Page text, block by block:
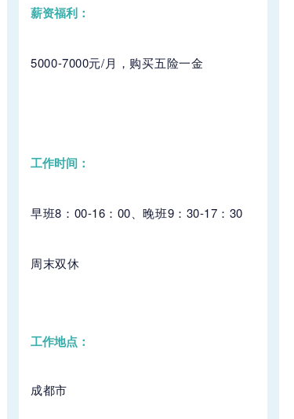
薪资福利：
5000-7000元/月，购买五险一金
工作时间：
早班8：00-16：00、晚班9：30-17：30
周末双休
工作地点：
成都市